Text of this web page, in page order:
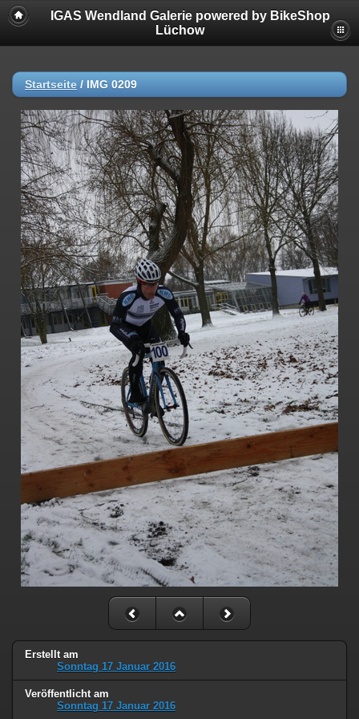
IGAS Wendland Galerie powered by BikeShop
Lüchow
Startseite / IMG 0209
Erstellt am
Sonntag 17 Januar 2016
Veröffentlicht am
Sonntag 17 Januar 2016